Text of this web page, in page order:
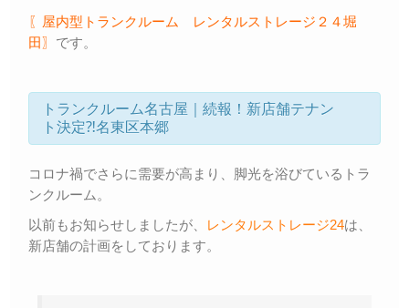
〖屋内型トランクルーム レンタルストレージ２４堀
田〗 です。
トランクルーム名古屋｜続報！新店舗テナン
ト決定⁈名東区本郷
コロナ禍でさらに需要が高まり、脚光を浴びているトラ
ンクルーム。
以前もお知らせしましたが、
レンタルストレージ24は、
新店舗の計画をしております。